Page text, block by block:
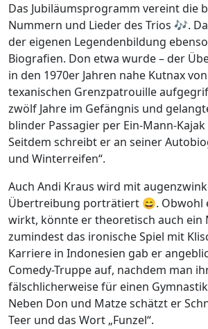
Das Jubiläumsprogramm vereint die
Nummern und Lieder des Trios 🎶.
der eigenen Legendenbildung
Biografien. Don etwa wurde – der
in den 1970er Jahren nahe Kutnax
texanischen Grenzpatrouille
zwölf Jahre im Gefängnis und
blinder Passagier per Ein-Mann-Kajak
Seitdem schreibt er an seiner
und Winterreifen“.
Auch Andi Kraus wird mit
Übertreibung porträtiert 😄. Obwohl
wirkt, könnte er theoretisch auch ein
zumindest das ironische Spiel mit
Karriere in Indonesien gab er
Comedy-Truppe auf, nachdem man
fälschlicherweise für einen
Neben Don und Matze schätzt er
Teer und das Wort „Funzel“.